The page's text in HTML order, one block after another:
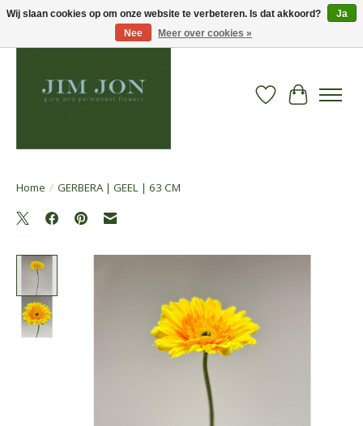
Verlanglijst
Home / GERBERA | GEEL | 63 CM
Wij slaan cookies op om onze website te verbeteren. Is dat akkoord?
Ja
Nee
Meer over cookies »